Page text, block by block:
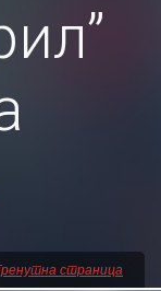
страница